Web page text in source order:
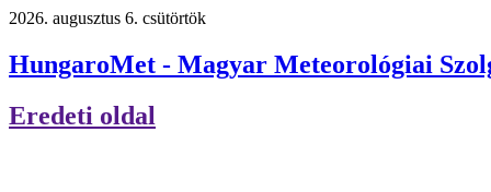
2026. augusztus 6. csütörtök
HungaroMet - Magyar Meteorológiai
Eredeti oldal